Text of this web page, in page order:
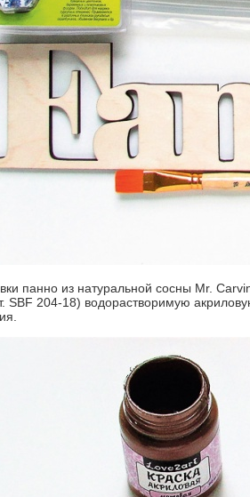
панно из натуральной сосны Mr.
SBF 204-18) водорастворимую